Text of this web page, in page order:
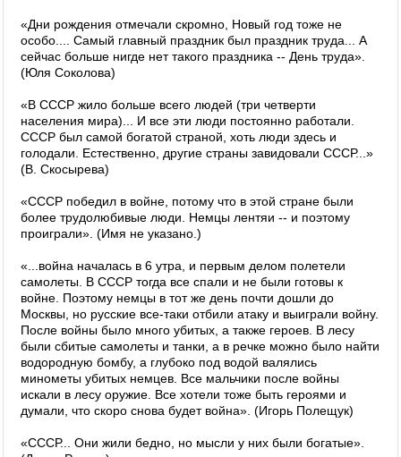
«Дни рождения отмечали скромно, Новый год тоже не
особо.... Самый главный праздник был праздник труда... А
сейчас больше нигде нет такого праздника -- День труда».
(Юля Соколова)
«В СССР жило больше всего людей (три четверти
населения мира)... И все эти люди постоянно работали.
СССР был самой богатой страной, хоть люди здесь и
голодали. Естественно, другие страны завидовали СССР...»
(В. Скосырева)
«СССР победил в войне, потому что в этой стране были
более трудолюбивые люди. Немцы лентяи -- и поэтому
проиграли». (Имя не указано.)
«...война началась в 6 утра, и первым делом полетели
самолеты. В СССР тогда все спали и не были готовы к
войне. Поэтому немцы в тот же день почти дошли до
Москвы, но русские все-таки отбили атаку и выиграли войну.
После войны было много убитых, а также героев. В лесу
были сбитые самолеты и танки, а в речке можно было найти
водородную бомбу, а глубоко под водой валялись
минометы убитых немцев. Все мальчики после войны
искали в лесу оружие. Все хотели тоже быть героями и
думали, что скоро снова будет война». (Игорь Полещук)
«СССР... Они жили бедно, но мысли у них были богатые».